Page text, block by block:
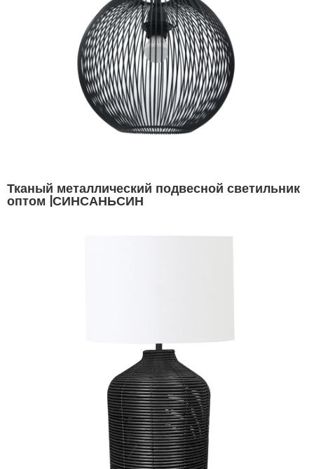
Тканый металлический подвесной светильник
оптом |СИНСАНЬСИН